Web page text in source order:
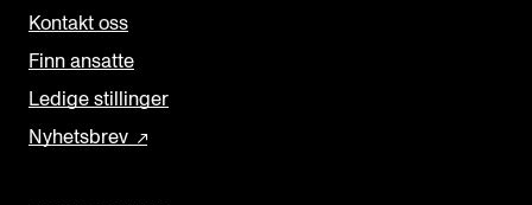
Kontakt oss
Finn ansatte
Ledige stillinger
Nyhetsbrev